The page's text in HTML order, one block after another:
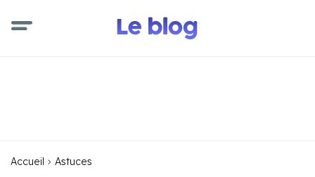
Accueil Astuces